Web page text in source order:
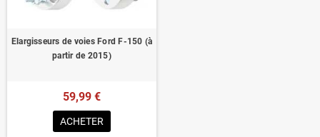
Elargisseurs de voies Ford F-150 (à
partir de 2015)
59,99 €
ACHETER